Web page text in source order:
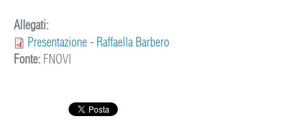
Allegati:
Presentazione - Raffaella Barbero
Fonte: FNOVI